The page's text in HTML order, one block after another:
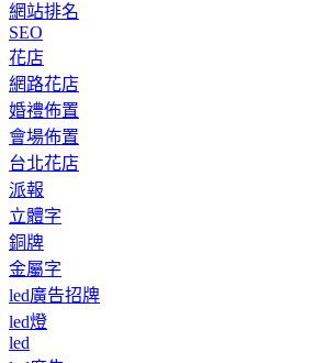
網站排名
SEO
花店
網路花店
婚禮佈置
會場佈置
台北花店
派報
立體字
銅牌
金屬字
led廣告招牌
led燈
led